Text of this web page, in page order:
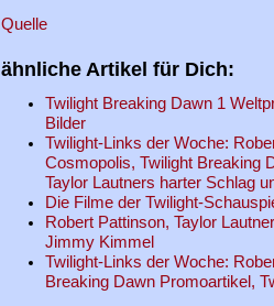
Quelle
ähnliche Artikel für Dich:
Twilight Breaking Dawn 1
Bilder
Twilight-Links der Woche:
Cosmopolis, Twilight Breaking
Taylor Lautners harter Schlag
Die Filme der Twilight-
Robert Pattinson, Taylor
Jimmy Kimmel
Twilight-Links der Woche:
Breaking Dawn Promoartikel,